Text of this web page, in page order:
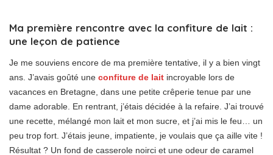
Ma première rencontre avec la confiture de lait :
une leçon de patience
Je me souviens encore de ma première tentative, il y a bien vingt
ans. J’avais goûté une confiture de lait incroyable lors de
vacances en Bretagne, dans une petite crêperie tenue par une
dame adorable. En rentrant, j’étais décidée à la refaire. J’ai trouvé
une recette, mélangé mon lait et mon sucre, et j’ai mis le feu… un
peu trop fort. J’étais jeune, impatiente, je voulais que ça aille vite !
Résultat ? Un fond de casserole noirci et une odeur de caramel